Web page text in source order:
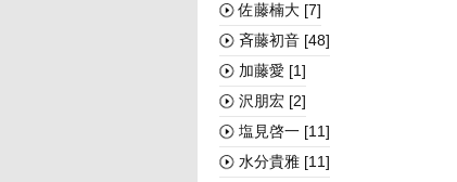
佐藤楠大 [7]
斉藤初音 [48]
加藤愛 [1]
沢朋宏 [2]
塩見啓一 [11]
水分貴雅 [11]